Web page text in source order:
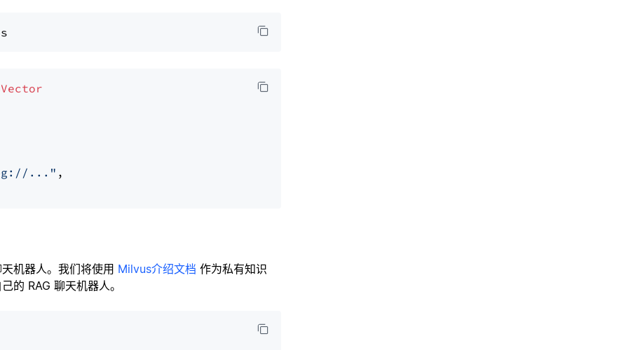
..." ,
机器人。我们将使用 Milvus介绍文档 作为私有知识
的 RAG 聊天机器人。